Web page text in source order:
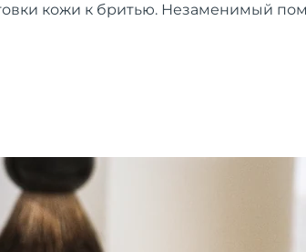
кожи к бритью. Незаменимый